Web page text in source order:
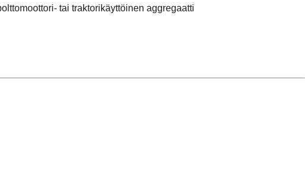
tai traktorikäyttöinen aggregaatti